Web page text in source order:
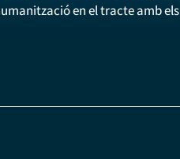
en el tracte amb els